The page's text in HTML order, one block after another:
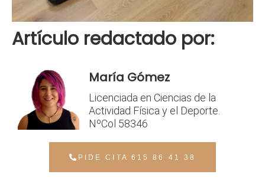
Artículo redactado por:
María Gómez
Licenciada en Ciencias de la
Actividad Física y el Deporte.
NºCol 58346
PIDE CITA 615 86 41 38